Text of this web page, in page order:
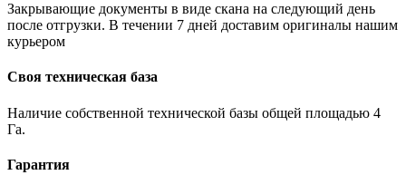
Закрывающие документы в виде скана на следующий день
после отгрузки. В течении 7 дней доставим оригиналы нашим
курьером
Своя техническая база
Наличие собственной технической базы общей площадью 4
Га.
Гарантия